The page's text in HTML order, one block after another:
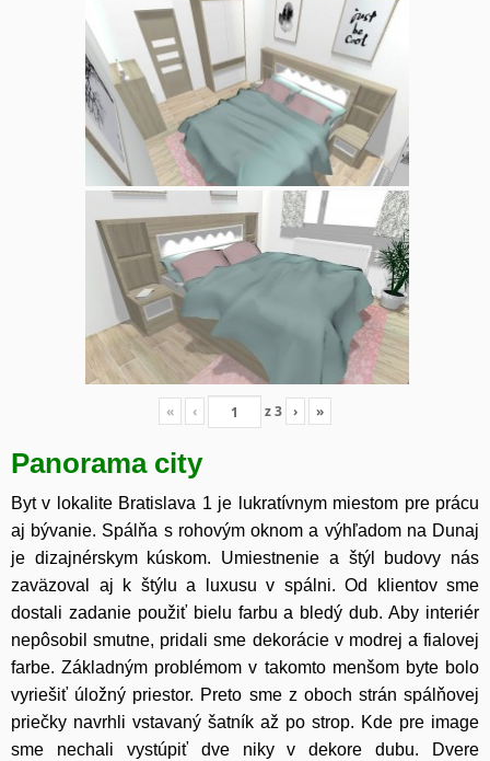
« ‹ z3 › »
Panorama city
Byt v lokalite Bratislava 1 je lukratívnym miestom pre prácu
aj bývanie. Spálňa s rohovým oknom a výhľadom na Dunaj
je dizajnérskym kúskom. Umiestnenie a štýl budovy nás
zaväzoval aj k štýlu a luxusu v spálni. Od klientov sme
dostali zadanie použiť bielu farbu a bledý dub. Aby interiér
nepôsobil smutne, pridali sme dekorácie v modrej a fialovej
farbe. Základným problémom v takomto menšom byte bolo
vyriešiť úložný priestor. Preto sme z oboch strán spálňovej
priečky navrhli vstavaný šatník až po strop. Kde pre image
sme nechali vystúpiť dve niky v dekore dubu. Dvere